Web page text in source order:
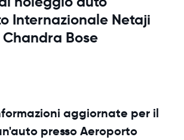
Internazionale Netaji
Bose
aggiornate per il
presso Aeroporto